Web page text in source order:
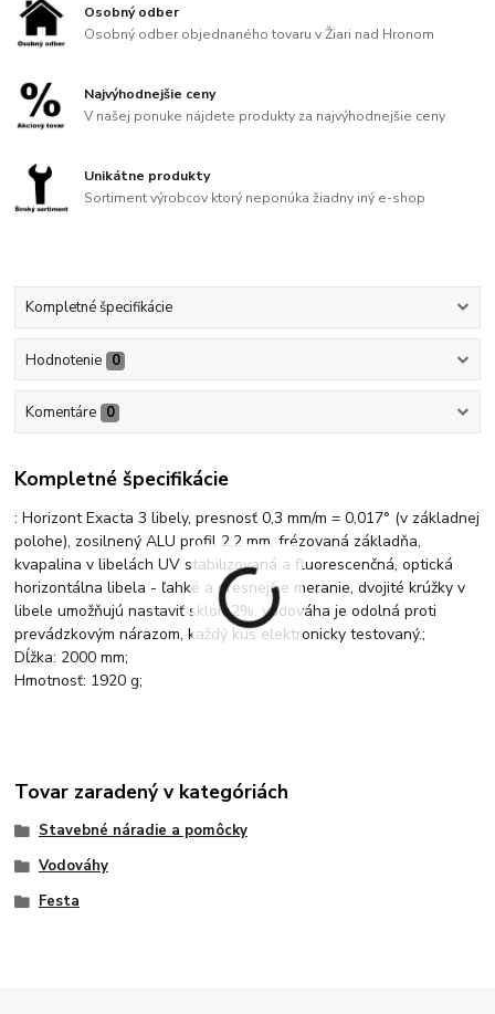
Osobný odber
Osobný odber objednaného tovaru v Žiari nad Hronom
Najvýhodnejšie ceny
V našej ponuke nájdete produkty za najvýhodnejšie ceny
Unikátne produkty
Sortiment výrobcov ktorý neponúka žiadny iný e-shop
Kompletné špecifikácie
Hodnotenie 0
Komentáre 0
Kompletné špecifikácie
: Horizont Exacta 3 libely, presnosť 0,3 mm/m = 0,017° (v základnej
polohe), zosilnený ALU profil 2,2 mm, frézovaná základňa,
kvapalina v libelách UV stabilizovaná a fluorescenčná, optická
horizontálna libela - ľahké a presnejšie meranie, dvojité krúžky v
libele umožňujú nastaviť sklon 2%, vodováha je odolná proti
prevádzkovým nárazom, každý kus elektronicky testovaný.;
Dĺžka: 2000 mm;
Hmotnosť: 1920 g;
Tovar zaradený v kategóriách
Stavebné náradie a pomôcky
Vodováhy
Festa